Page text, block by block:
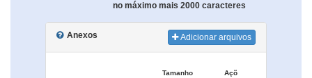
no máximo mais 2000 caracteres
Anexos Adicionar arquivos
Tamanho
Açõ